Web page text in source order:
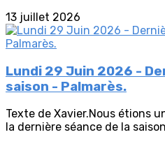
13 juillet 2026
Lundi 29 Juin 2026 -
saison - Palmarès.
Texte de Xavier.Nous étions
la dernière séance de la